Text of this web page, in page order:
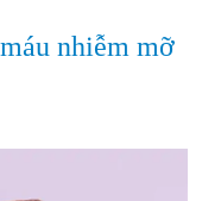
nhiễm mỡ